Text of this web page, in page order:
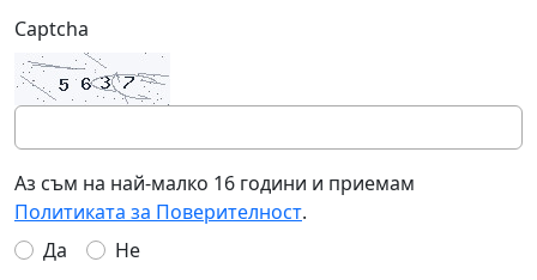
Captcha
Аз съм на най-малко 16 години и приемам
Политиката за Поверителност.
Да
Не